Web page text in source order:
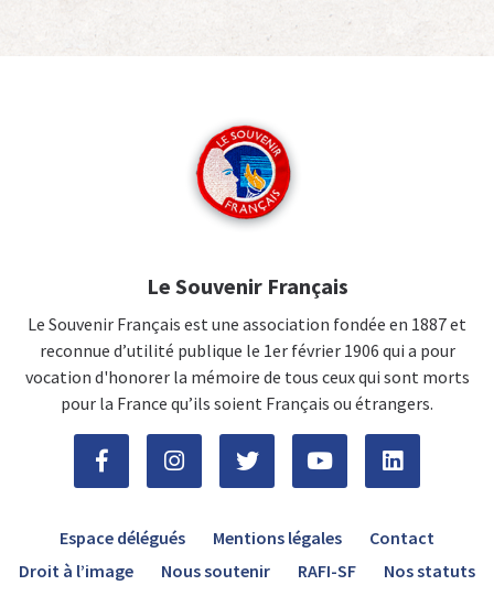
Le Souvenir Français
Le Souvenir Français est une association fondée en 1887 et
reconnue d’utilité publique le 1er février 1906 qui a pour
vocation d'honorer la mémoire de tous ceux qui sont morts
pour la France qu’ils soient Français ou étrangers.
Espace délégués Mentions légales
Contact
Droit à l’image
Nous soutenir RAFI-SF Nos statuts